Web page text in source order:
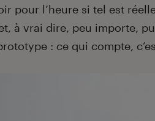
pour l’heure si tel est
à vrai dire, peu importe,
: ce qui compte,